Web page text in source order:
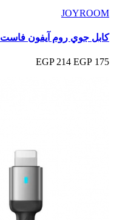
JOYROOM
كابل جوي روم آيفون فاست 1.2 متر s-a 29
175 EGP
214 EGP